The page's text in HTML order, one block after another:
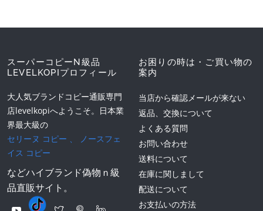
スーパーコピーN級品
LEVELKOPIプロフィール
大人気ブランドコピー通販専門
店levelkopiへようこそ。日本業
界最大級の
セリーヌ コピー 、
ノースフェ
イス コピー
などハイブランド偽物ｎ級
品直販サイト。
お困りの時は・ご買い物の
案内
当店から確認メールが来ない
返品、交換について
よくある質問
お問い合わせ
送料について
在庫に関しまして
配送について
お支払いの方法